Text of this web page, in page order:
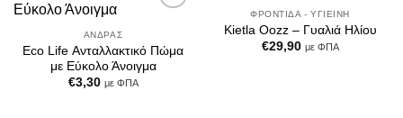
ΆΝΔΡΑΣ
Eco Life Ανταλλακτικό Πώμα
με Εύκολο Άνοιγμα
€3,30 με ΦΠΑ
Add to
Wishlist
ΦΡΟΝΤΊΔΑ - ΥΓΙΕΙΝΉ
Kietla Oozz – Γυαλιά Ηλίου
€29,90 με ΦΠΑ